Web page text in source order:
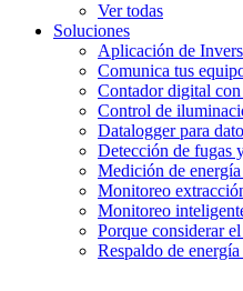
Ver todas
Soluciones
Aplicación de
Comunica tus
Contador digital
Control de
Datalogger para
Detección de fugas
Medición de
Monitoreo
Monitoreo
Porque considerar
Respaldo de